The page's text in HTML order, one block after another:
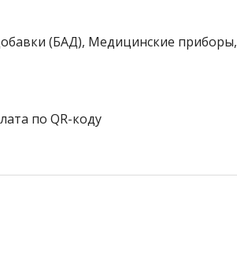
(БАД), Медицинские приборы,
по QR-коду